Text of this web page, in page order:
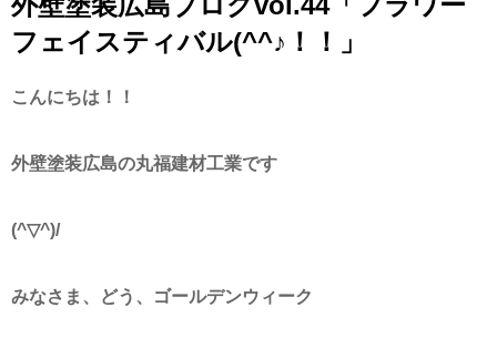
フェイスティバル(^^♪！！」
こんにちは！！
外壁塗装広島の丸福建材工業です
(^▽^)/
みなさま、どう、ゴールデンウィーク